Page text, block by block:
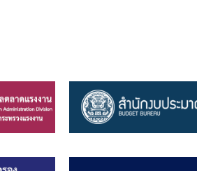
ะชุมสภา อบจ.สุพรรณบุรี
รายจ่าย อบจ.สุพรรณบุรี
ตามและประเมินผลแผนพัฒนาท้องถิ่